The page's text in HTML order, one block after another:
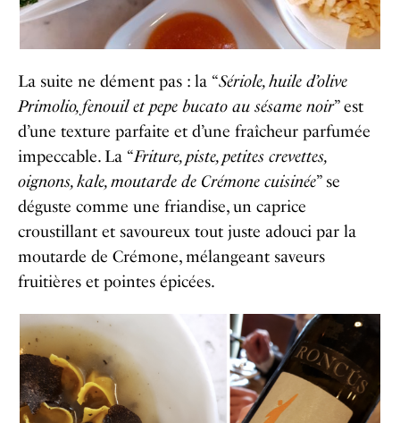
La suite ne dément pas : la “Sériole, huile d’olive
Primolio, fenouil et pepe bucato au sésame noir” est
d’une texture parfaite et d’une fraîcheur parfumée
impeccable. La “Friture, piste, petites crevettes,
oignons, kale, moutarde de Crémone cuisinée” se
déguste comme une friandise, un caprice
croustillant et savoureux tout juste adouci par la
moutarde de Crémone, mélangeant saveurs
fruitières et pointes épicées.